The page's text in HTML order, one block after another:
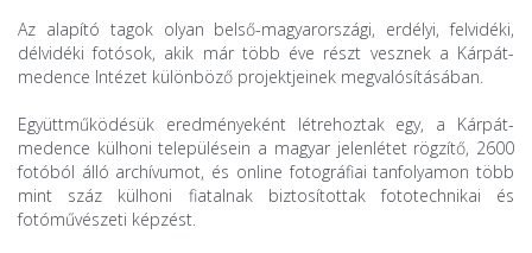
Az alapító tagok olyan belső-magyarországi, erdélyi, felvidéki,
délvidéki fotósok, akik már több éve részt vesznek a Kárpát-
medence Intézet különböző projektjeinek megvalósításában.
Együttműködésük eredményeként létrehoztak egy, a Kárpát-
medence külhoni településein a magyar jelenlétet rögzítő, 2600
fotóból álló archívumot, és online fotográfiai tanfolyamon több
mint száz külhoni fiatalnak biztosítottak fototechnikai és
fotóművészeti képzést.